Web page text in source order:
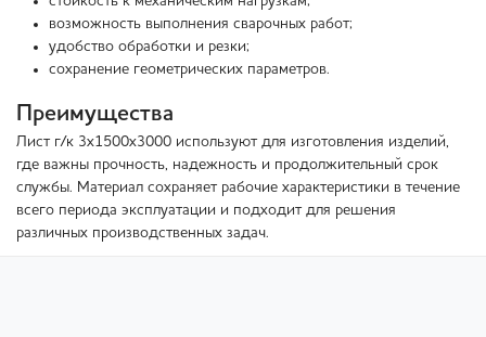
возможность выполнения сварочных работ;
удобство обработки и резки;
сохранение геометрических параметров.
Преимущества
Лист г/к 3х1500х3000 используют для изготовления изделий,
где важны прочность, надежность и продолжительный срок
службы. Материал сохраняет рабочие характеристики в течение
всего периода эксплуатации и подходит для решения
различных производственных задач.